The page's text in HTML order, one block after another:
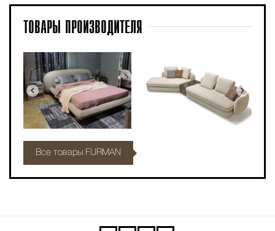
ТОВАРЫ ПРОИЗВОДИТЕЛЯ
Все товары FURMAN